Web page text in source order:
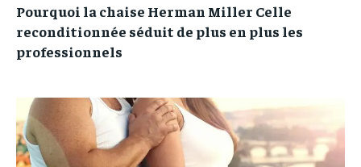
Pourquoi la chaise Herman Miller Celle
reconditionnée séduit de plus en plus les
professionnels